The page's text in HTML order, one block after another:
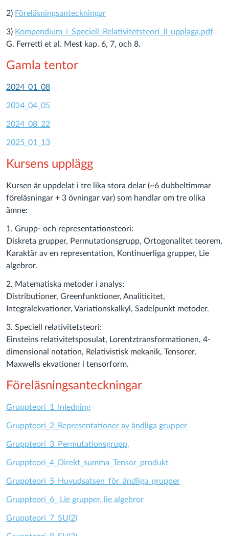
2) Föreläsningsanteckningar
3) Kompendium_i_Speciell_Relativitetsteori_II_upplaga.pdf
G. Ferretti et al. Mest kap. 6, 7, och 8.
Gamla tentor
2024_01_08
2024_04_05
2024_08_22
2025_01_13
Kursens upplägg
Kursen är uppdelat i tre lika stora delar (~6 dubbeltimmar
föreläsningar + 3 övningar var) som handlar om tre olika
ämne:
1. Grupp- och representationsteori:
Diskreta grupper, Permutationsgrupp, Ortogonalitet teorem,
Karaktär av en representation, Kontinuerliga grupper, Lie
algebror.
2. Matematiska metoder i analys:
Distributioner, Greenfunktioner, Analiticitet,
Integralekvationer, Variationskalkyl, Sadelpunkt metoder.
3. Speciell relativitetsteori:
Einsteins relativitetsposulat, Lorentztransformationen, 4-
dimensional notation, Relativistisk mekanik, Tensorer,
Maxwells ekvationer i tensorform.
Föreläsningsanteckningar
Gruppteori_1_Inledning
Gruppteori_2_Representationer av ändliga grupper
Gruppteori_3_Permutationsgrupp,
Gruppteori_4_Direkt_summa_Tensor_produkt
Gruppteori_5_Huvudsatsen_för_ändliga_grupper
Gruppteori_6_ LIe grupper, lie algebror
Gruppteori_7_SU(2)